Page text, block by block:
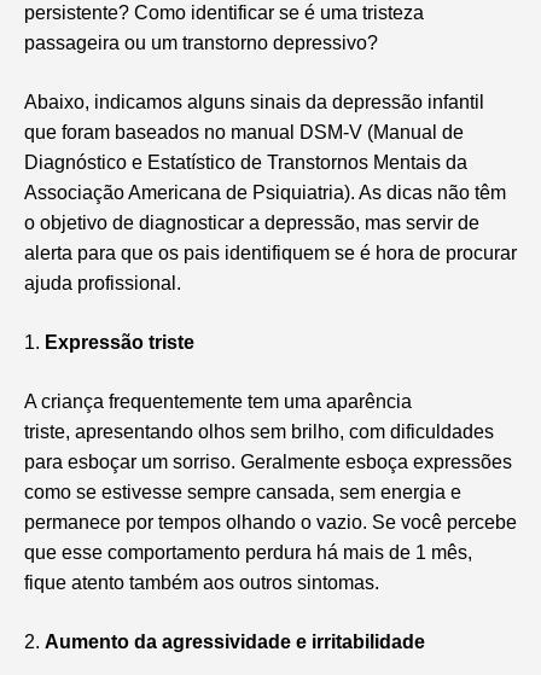
persistente? Como identificar se é uma tristeza
passageira ou um transtorno depressivo?
Abaixo, indicamos alguns sinais da depressão infantil
que foram baseados no manual DSM-V (Manual de
Diagnóstico e Estatístico de Transtornos Mentais da
Associação Americana de Psiquiatria). As dicas não têm
o objetivo de diagnosticar a depressão, mas servir de
alerta para que os pais identifiquem se é hora de procurar
ajuda profissional.
1. Expressão triste
A criança frequentemente tem uma aparência
triste, apresentando olhos sem brilho, com dificuldades
para esboçar um sorriso. Geralmente esboça expressões
como se estivesse sempre cansada, sem energia e
permanece por tempos olhando o vazio. Se você percebe
que esse comportamento perdura há mais de 1 mês,
fique atento também aos outros sintomas.
2. Aumento da agressividade e irritabilidade